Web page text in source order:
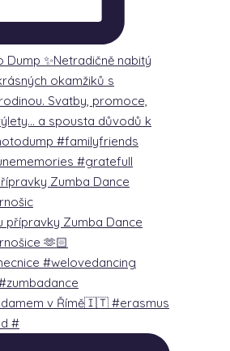
Zumba Dance
v Římě🇮🇹 #erasmus
#